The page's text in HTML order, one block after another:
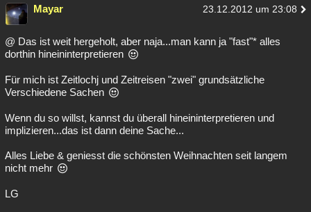
Mayar 23.12.2012 um 23:08
@ Das ist weit hergeholt, aber naja...man kann ja "fast"* alles
dorthin hineininterpretieren
Für mich ist Zeitlochj und Zeitreisen "zwei" grundsätzliche
Verschiedene Sachen
Wenn du so willst, kannst du überall hineininterpretieren und
implizieren...das ist dann deine Sache...
Alles Liebe & geniesst die schönsten Weihnachten seit langem
nicht mehr
LG